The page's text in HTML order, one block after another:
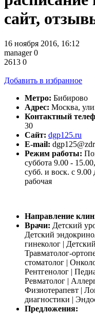
сайт,
16 ноября 2016, 16:12
manager0
2613 0
Добавить в избранное
Метро: Бибирово
Адрес: Москва,
Контактный
30
Сайт: dgp125.ru
E-mail:
Режим работы:
суббота 9.00 -
субб. и воск. с 9.00
рабочая
Направление
Врачи: Детский
Детский
гинеколог |
Травматолог-
стоматолог |
Рентгенолог |
Ревматолог |
Физиотерапевт |
диагностики |
Предложения: